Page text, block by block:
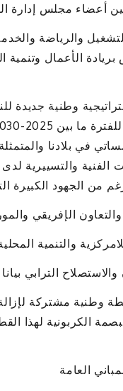
مجلس إدارة
والرياضة والخدمة
بريادة الأعمال
وطنية جديدة
في بلادنا
الفنية والتسييرية
من الجهود الكبيرة
الإفريقي
والتنمية
الترابي
وطنية مشتركة
الكربونية لهذا
العامة